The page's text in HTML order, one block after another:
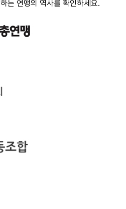
는 연맹의 역사를 확인하세요.